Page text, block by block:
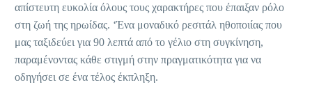
απίστευτη ευκολία όλους τους χαρακτήρες που έπαιξαν ρόλο
στη ζωή της ηρωίδας. ‘Ένα μοναδικό ρεσιτάλ ηθοποιίας που
μας ταξιδεύει για 90 λεπτά από το γέλιο στη συγκίνηση,
παραμένοντας κάθε στιγμή στην πραγματικότητα για να
οδηγήσει σε ένα τέλος έκπληξη.